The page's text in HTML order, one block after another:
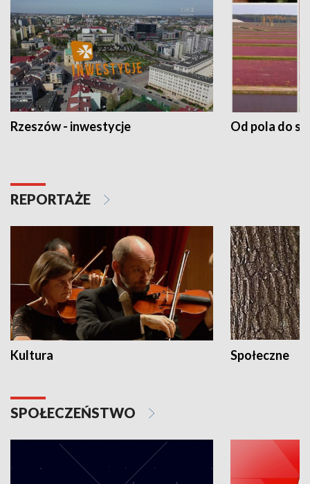
Rzeszów - inwestycje Od pola do
REPORTAŻE
Kultura Społeczne
SPOŁECZEŃSTWO